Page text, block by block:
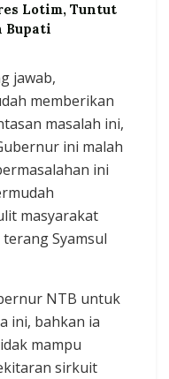
Lotim, Tuntut
Bupati
jawab,
memberikan
masalah ini,
ini malah
ini
masyarakat
Syamsul
NTB untuk
ini, bahkan ia
mampu
sirkuit